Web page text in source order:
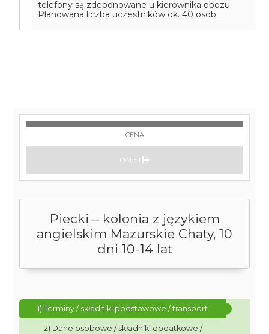
telefony są zdeponowane u kierownika obozu.
Planowana liczba uczestników ok. 40 osób.
Piecki – kolonia z językiem
angielskim Mazurskie Chaty, 10
dni 10-14 lat
1) Terminy / składniki podstawowe / transport
2) Dane osobowe / składniki dodatkowe /
CENA
DALEJ